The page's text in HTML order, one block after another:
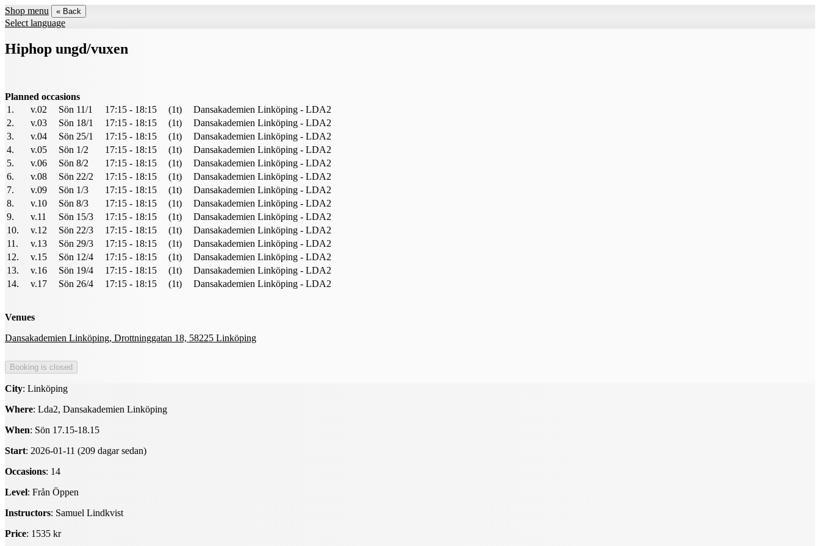
Shop menu « Back
Select language
Hiphop ungd/vuxen
Planned occasions
1.
v.02 Sön 11/1 17:15 - 18:15 (1t)
Dansakademien Linköping - LDA2
2.
v.03 Sön 18/1 17:15 - 18:15 (1t)
Dansakademien Linköping - LDA2
3.
v.04 Sön 25/1 17:15 - 18:15 (1t)
Dansakademien Linköping - LDA2
4.
v.05 Sön 1/2 17:15 - 18:15 (1t)
Dansakademien Linköping - LDA2
5.
v.06 Sön 8/2 17:15 - 18:15 (1t)
Dansakademien Linköping - LDA2
6.
v.08 Sön 22/2 17:15 - 18:15 (1t)
Dansakademien Linköping - LDA2
7.
v.09 Sön 1/3 17:15 - 18:15 (1t)
Dansakademien Linköping - LDA2
8.
v.10 Sön 8/3 17:15 - 18:15 (1t)
Dansakademien Linköping - LDA2
9.
v.11 Sön 15/3 17:15 - 18:15 (1t)
Dansakademien Linköping - LDA2
10.
v.12 Sön 22/3 17:15 - 18:15 (1t)
Dansakademien Linköping - LDA2
11.
v.13 Sön 29/3 17:15 - 18:15 (1t)
Dansakademien Linköping - LDA2
12.
v.15 Sön 12/4 17:15 - 18:15 (1t)
Dansakademien Linköping - LDA2
13.
v.16 Sön 19/4 17:15 - 18:15 (1t)
Dansakademien Linköping - LDA2
14.
v.17 Sön 26/4 17:15 - 18:15 (1t) Dansakademien Linköping - LDA2
Venues
Dansakademien Linköping, Drottninggatan 18, 58225 Linköping
City: Linköping
Where: Lda2, Dansakademien Linköping
When: Sön 17.15-18.15
Start: 2026-01-11 (209 dagar sedan)
Occasions: 14
Level: Från Öppen
Instructors: Samuel Lindkvist
Price: 1535 kr